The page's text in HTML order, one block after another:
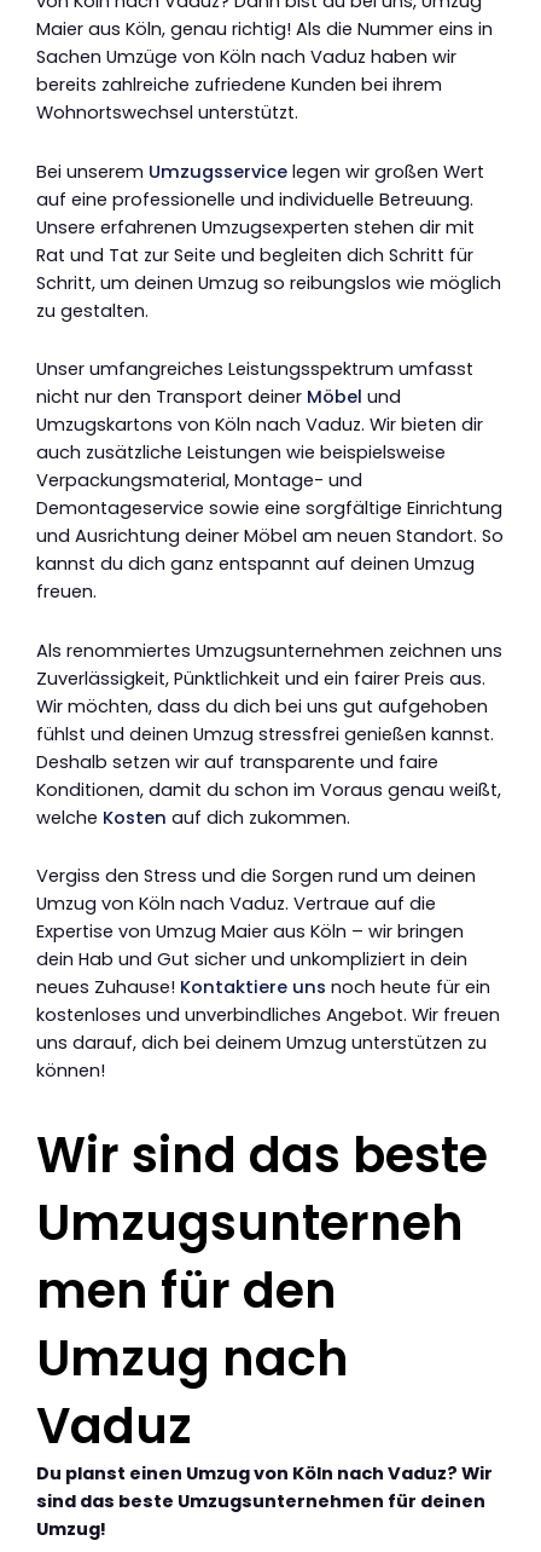
Maier aus Köln, genau richtig! Als die Nummer eins in
Sachen Umzüge von Köln nach Vaduz haben wir
bereits zahlreiche zufriedene Kunden bei ihrem
Wohnortswechsel unterstützt.
Bei unserem Umzugsservice legen wir großen Wert
auf eine professionelle und individuelle Betreuung.
Unsere erfahrenen Umzugsexperten stehen dir mit
Rat und Tat zur Seite und begleiten dich Schritt für
Schritt, um deinen Umzug so reibungslos wie möglich
zu gestalten.
Unser umfangreiches Leistungsspektrum umfasst
nicht nur den Transport deiner Möbel und
Umzugskartons von Köln nach Vaduz. Wir bieten dir
auch zusätzliche Leistungen wie beispielsweise
Verpackungsmaterial, Montage- und
Demontageservice sowie eine sorgfältige Einrichtung
und Ausrichtung deiner Möbel am neuen Standort. So
kannst du dich ganz entspannt auf deinen Umzug
freuen.
Als renommiertes Umzugsunternehmen zeichnen uns
Zuverlässigkeit, Pünktlichkeit und ein fairer Preis aus.
Wir möchten, dass du dich bei uns gut aufgehoben
fühlst und deinen Umzug stressfrei genießen kannst.
Deshalb setzen wir auf transparente und faire
Konditionen, damit du schon im Voraus genau weißt,
welche Kosten auf dich zukommen.
Vergiss den Stress und die Sorgen rund um deinen
Umzug von Köln nach Vaduz. Vertraue auf die
Expertise von Umzug Maier aus Köln – wir bringen
dein Hab und Gut sicher und unkompliziert in dein
neues Zuhause! Kontaktiere uns noch heute für ein
kostenloses und unverbindliches Angebot. Wir freuen
uns darauf, dich bei deinem Umzug unterstützen zu
können!
Wir sind das beste
Umzugsunterneh
men für den
Umzug nach
Vaduz
Du planst einen Umzug von Köln nach Vaduz? Wir
sind das beste Umzugsunternehmen für deinen
Umzug!